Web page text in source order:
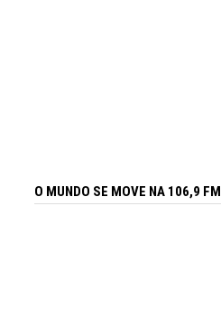
O MUNDO SE MOVE NA 106,9 FM